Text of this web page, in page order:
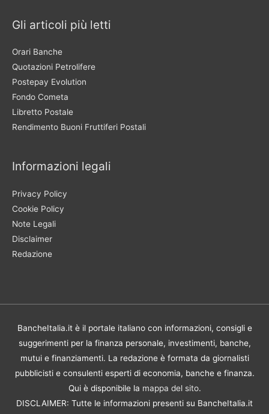
Gli articoli più letti
Orari Banche
Quotazioni Petrolifere
Postepay Evolution
Fondo Cometa
Libretto Postale
Rendimento Buoni Fruttiferi Postali
Informazioni legali
Privacy Policy
Cookie Policy
Note Legali
Disclaimer
Redazione
BancheItalia.it è il portale italiano con informazioni, consigli e
suggerimenti per la finanza personale, investimenti, banche,
mutui e finanziamenti. La redazione è formata da giornalisti
pubblicisti e consulenti esperti di economia, banche e finanza.
Qui è disponibile la mappa del sito.
DISCLAIMER: Tutte le informazioni presenti su BancheItalia.it